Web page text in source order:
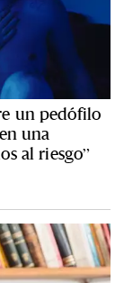
un pedófilo
una
al riesgo”